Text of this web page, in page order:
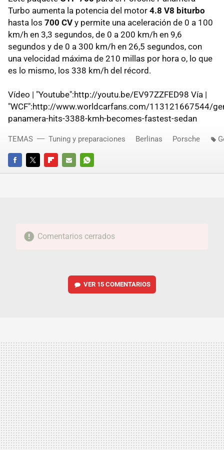
Turbo aumenta la potencia del motor 4.8 V8 biturbo
hasta los 700 CV y permite una aceleración de 0 a 100
km/h en 3,3 segundos, de 0 a 200 km/h en 9,6
segundos y de 0 a 300 km/h en 26,5 segundos, con
una velocidad máxima de 210 millas por hora o, lo que
es lo mismo, los 338 km/h del récord.
Vídeo | "Youtube":http://youtu.be/EV97ZZFED98 Vía |
"WCF":http://www.worldcarfans.com/113121667544/
panamera-hits-3388-kmh-becomes-fastest-sedan
FACEBOOKTWITTERFLIPBOARD
E-
WHATSAPP
TEMAS Tuning y preparaciones Berlinas Porsche
Comentarios cerrados
VER 15 COMENTARIOS